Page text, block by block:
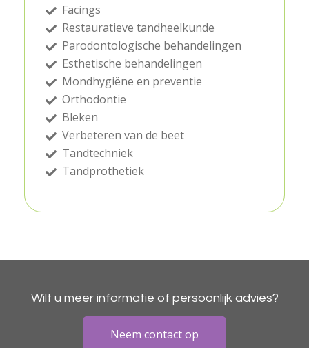
Facings
Restauratieve tandheelkunde
Parodontologische behandelingen
Esthetische behandelingen
Mondhygiëne en preventie
Orthodontie
Bleken
Verbeteren van de beet
Tandtechniek
Tandprothetiek
Wilt u meer informatie of persoonlijk advies?
Neem contact op